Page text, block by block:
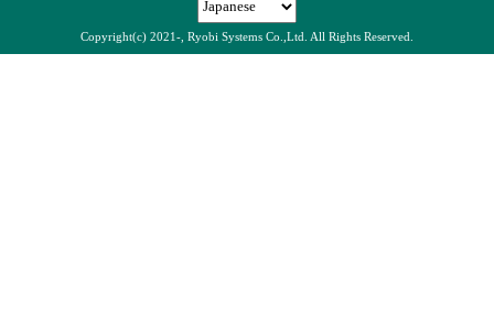
Copyright(c) 2021-, Ryobi Systems Co.,Ltd. All Rights Reserved.